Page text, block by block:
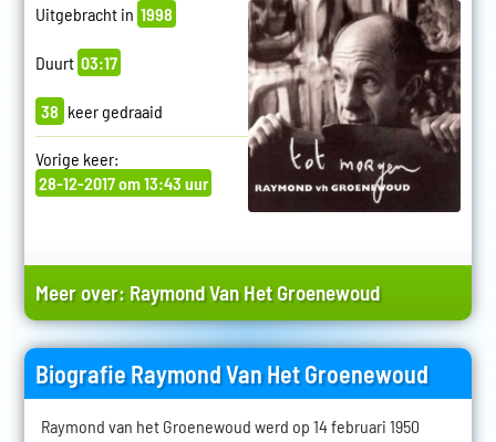
Uitgebracht in 1998
Duurt 03:17
38 keer gedraaid
Vorige keer:
28-12-2017 om 13:43 uur
Meer over: Raymond Van Het Groenewoud
Biografie Raymond Van Het Groenewoud
Raymond van het Groenewoud werd op 14 februari 1950